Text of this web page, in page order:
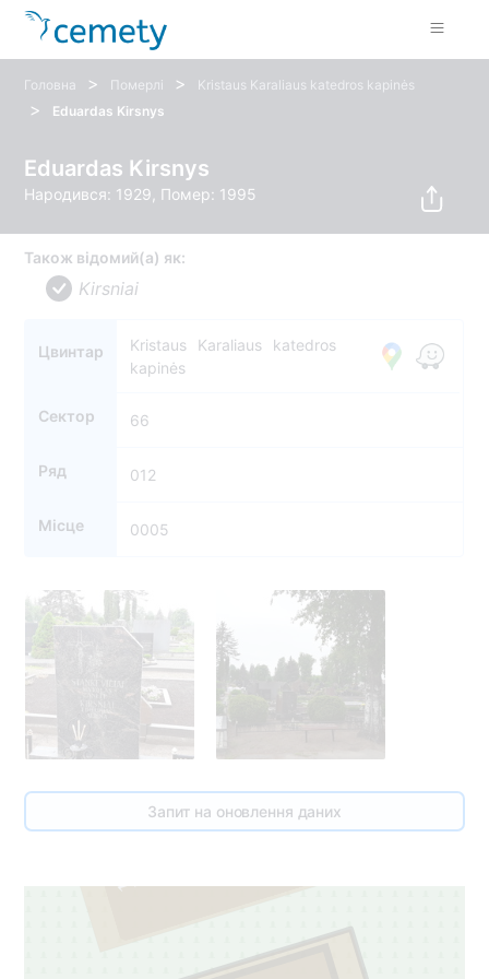
Головна > Померлі > Kristaus Karaliaus katedros kapinės
> Eduardas Kirsnys
Eduardas Kirsnys
Народився: 1929, Помер: 1995
Також відомий(а) як:
Kirsniai
Цвинтар
Kristaus Karaliaus katedros
kapinės
Сектор 66
Ряд 012
Місце 0005
Запит на оновлення даних
1